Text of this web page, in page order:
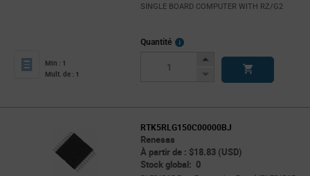
SINGLE BOARD COMPUTER WITH RZ/G2
Min : 1
Mult. de : 1
Quantité
More
Increase
Decrease
RTK5RLG150C00000BJ
Renesas
À partir de : $18.83 (USD)
Stock global: 0